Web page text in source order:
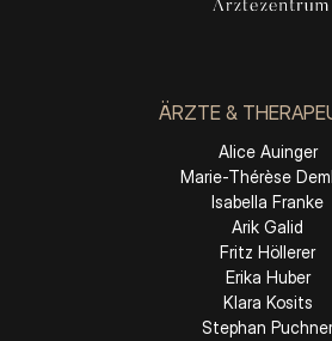
ÄRZTE &
Alice Auinger
Marie-Thérèse
Isabella Franke
Arik Galid
Fritz Höllerer
Erika Huber
Klara Kosits
Stephan Puchner